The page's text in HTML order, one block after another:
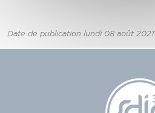
Date de publication lundi 08 août 2021